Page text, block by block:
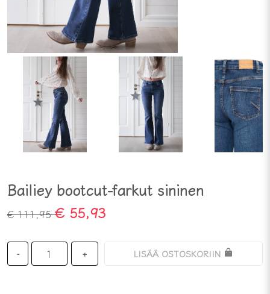
Bailiey bootcut-farkut sininen
€ 111,95€ 55,93
- + LISÄÄ OSTOSKORIIN